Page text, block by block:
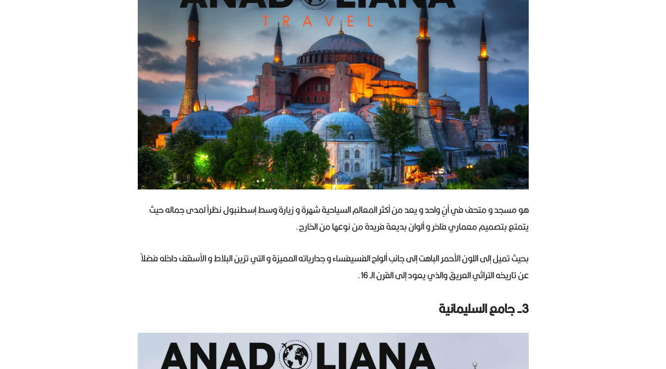
هو مسجد و متحف في أنٍ واحد و يعد من أكثر المعالم السياحية شهرة و زيارة وسط إسطنبول نظراً لمدى جماله حيث
يتمتع بتصميم معماري فاخر و ألوان بديعة فريدة من نوعها من الخارج.
بحيث تميل إلى اللون الأحمر الباهت إلى جانب ألواح الفسيفساء و جدارياته المميزة و التي تزين البلاط و الأسقف داخله فضلاً
عن تاريخه التراثي العريق والذي يعود إلى القرن الـ 16.
3- جامع السليمانية